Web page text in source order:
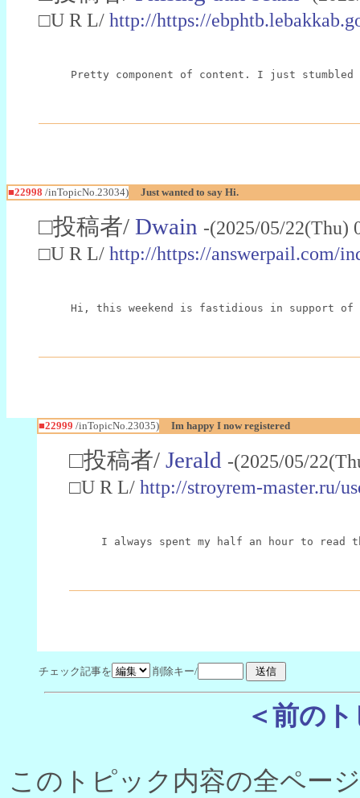
□U R L/ http://https://
Pretty component of content. I just
■22998 /inTopicNo.23034) Just wanted to say Hi.
□投稿者/ Dwain -(2025/05/
□U R L/ http://https://answerpail.com/
Hi, this weekend is fastidious in support of
■22999 /inTopicNo.23035) Im happy I now registered
□投稿者/ Jerald -(2025/05/
□U R L/ http://stroyrem-master.ru/
I always spent my half an hour to
チェック記事を 削除キー/
＜前の
このトピック内容の全ペー